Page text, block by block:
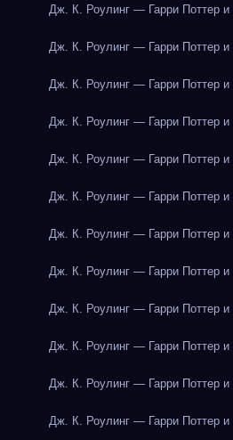
Дж. К. Роулинг — Гарри Поттер
Дж. К. Роулинг — Гарри Поттер
Дж. К. Роулинг — Гарри Поттер
Дж. К. Роулинг — Гарри Поттер
Дж. К. Роулинг — Гарри Поттер
Дж. К. Роулинг — Гарри Поттер
Дж. К. Роулинг — Гарри Поттер
Дж. К. Роулинг — Гарри Поттер
Дж. К. Роулинг — Гарри Поттер
Дж. К. Роулинг — Гарри Поттер
Дж. К. Роулинг — Гарри Поттер
Дж. К. Роулинг — Гарри Поттер